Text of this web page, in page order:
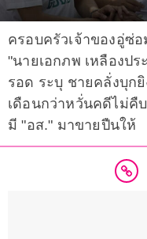
ครอบครัวเจ้าของอู่ซ่
"นายเอกภพ เหลืองปร
รอด ระบุ ชายคลั่งบุก
เดือนกว่าหวั่นคดีไม่คื
มี "อส." มาขายปืนให้